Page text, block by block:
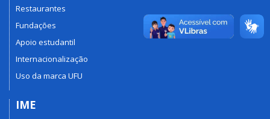
Restaurantes
Fundações
Apoio estudantil
Internacionalização
Uso da marca UFU
IME